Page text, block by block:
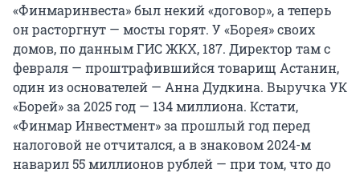
«Финмаринвеста» был некий «договор», а теперь
он расторгнут — мосты горят. У «Борея» своих
домов, по данным ГИС ЖКХ, 187. Директор там с
февраля — проштрафившийся товарищ Астанин,
один из основателей — Анна Дудкина. Выручка УК
«Борей» за 2025 год — 134 миллиона. Кстати,
«Финмар Инвестмент» за прошлый год перед
налоговой не отчитался, а в знаковом 2024-м
наварил 55 миллионов рублей — при том, что до